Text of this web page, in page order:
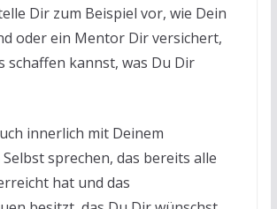
Dir zum Beispiel vor, wie Dein
oder ein Mentor Dir versichert,
schaffen kannst, was Du Dir
innerlich mit Deinem
sprechen, das bereits alle
hat und das